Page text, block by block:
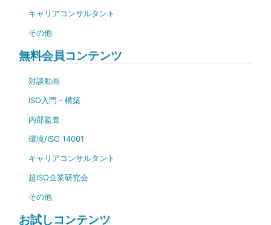
キャリアコンサルタント
その他
無料会員コンテンツ
対談動画
ISO入門・構築
内部監査
環境/ISO 14001
キャリアコンサルタント
超ISO企業研究会
その他
お試しコンテンツ